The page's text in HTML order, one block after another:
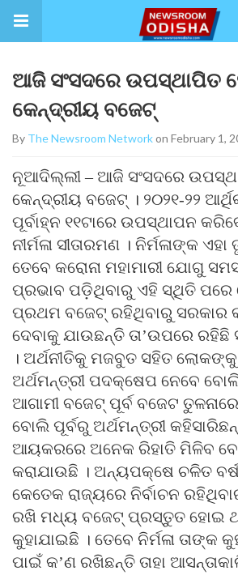
ଆଜି ସଂସଦରେ ଉପସ୍ଥାପିତ
କେନ୍ଦ୍ରୀୟ ବଜେଟ୍
By The Newsroom Networkon February 1,
ନୂଆଦିଲ୍ଲୀ – ଆଜି ସଂସଦରେ
କେନ୍ଦ୍ରୀୟ ବଜେଟ୍‌ । ୨୦୨୧-୨୨
ପୂର୍ବାହ୍ନ ୧୧ଟାରେ ଉପସ୍ଥାପନ
ନୀର୍ମଳା ସୀତାରମଣ । ନିର୍ମଳାଙ୍କ
ତେବେ କରୋନା ମହାମାରୀ ଯୋଗୁ
ପ୍ରଭାବ ପଡ଼ିଥିବାରୁ ଏହି ସ୍ଥିତି ପରେ
ପ୍ରଥମ ବଜେଟ୍‌ ରହିଥିବାରୁ
ଦେବାକୁ ଯାଉଛନ୍ତି ତା’ଉପରେ
। ଅର୍ଥନୀତିକୁ ମଜବୁତ ସହିତ ଲୋକଙ୍କୁ
ଅର୍ଥମନ୍ତ୍ରୀ ପଦକ୍ଷେପ ନେବେ
ଆଗାମୀ ବଜେଟ୍‌ ପୂର୍ବ ବଜେଟ
ବୋଲି ପୂର୍ବରୁ ଅର୍ଥମନ୍ତ୍ରୀ
ଆୟକରରେ ଅନେକ ରିହାତି ମିଳିବ
କରାଯାଉଛି । ଅନ୍ୟପକ୍ଷେ ଚଳିତ
କେତେକ ରାଜ୍ୟରେ ନିର୍ବାଚନ
ରଖି ମଧ୍ୟ ବଜେଟ୍‌ ପ୍ରସ୍ତୁତ ହୋଇ
କୁହାଯାଇଛି । ତେବେ ନିର୍ମଳା ତାଙ୍କ
ପାଇଁ କ’ଣ ରଖିଛନ୍ତି ତାହା